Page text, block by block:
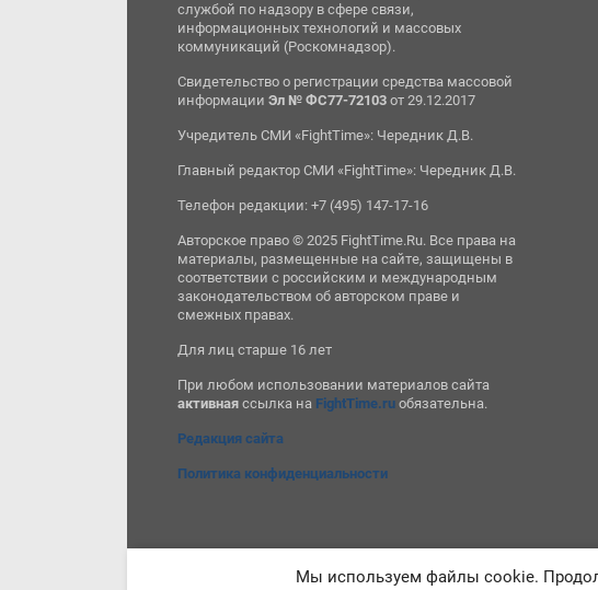
службой по надзору в сфере связи,
информационных технологий и массовых
коммуникаций (Роскомнадзор).
Свидетельство о регистрации средства массовой
информацииЭл № ФС77-72103 от 29.12.2017
Учредитель СМИ «FightTime»: Чередник Д.В.
Главный редактор СМИ «FightTime»: Чередник Д.В.
Телефон редакции: +7 (495) 147-17-16
Авторское право © 2025 FightTime.Ru. Все права на
материалы, размещенные на сайте, защищены в
соответствии с российским и международным
законодательством об авторском праве и
смежных правах.
Для лиц старше 16 лет
При любом использовании материалов сайта
активная ссылка на FightTime.ru обязательна.
Редакция сайта
Политика конфиденциальности
Мы используем файлы cookie.